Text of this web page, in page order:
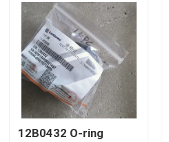
उत्पाद
हमारे बारे में
फैक्टरी यात्रा
12B0432 O-ring